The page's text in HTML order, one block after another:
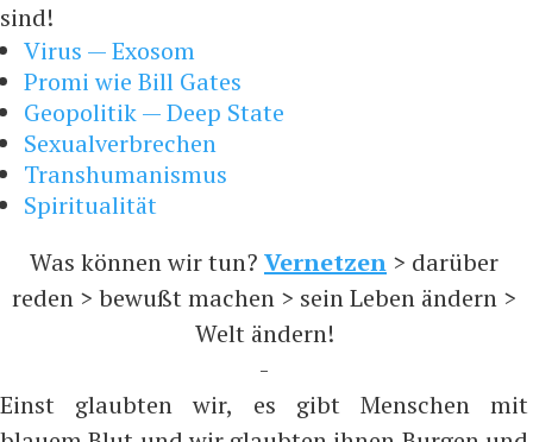
sind!
Virus — Exosom
Promi wie Bill Gates
Geopolitik — Deep State
Sexualverbrechen
Transhumanismus
Spiritualität
Was können wir tun? Vernetzen > darüber
reden > bewußt machen > sein Leben ändern >
Welt ändern!
-
Einst glaubten wir, es gibt Menschen mit